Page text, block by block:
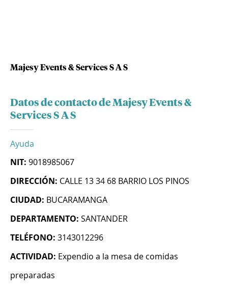
Majesy Events & Services S A S
Datos de contacto de Majesy Events &
Services S A S
Ayuda
NIT: 9018985067
DIRECCIÓN: CALLE 13 34 68 BARRIO LOS PINOS
CIUDAD: BUCARAMANGA
DEPARTAMENTO: SANTANDER
TELÉFONO: 3143012296
ACTIVIDAD: Expendio a la mesa de comidas
preparadas